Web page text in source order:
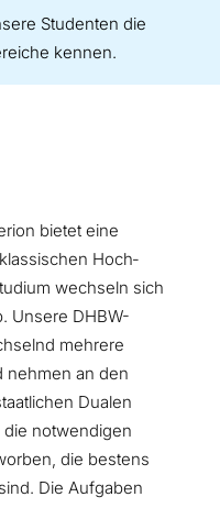
Studenten die
kennen.
bietet eine
Hoch­
wechseln sich
Unsere DHBW-
mehrere
nehmen an den
Dualen
notwendigen
die bestens
Die Aufgaben